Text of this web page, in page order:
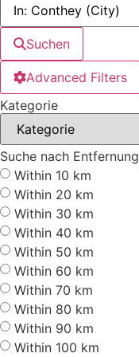
Suchen
Advanced Filters
Kategorie
Suche nach Entfernung
Within 10 km
Within 20 km
Within 30 km
Within 40 km
Within 50 km
Within 60 km
Within 70 km
Within 80 km
Within 90 km
Within 100 km